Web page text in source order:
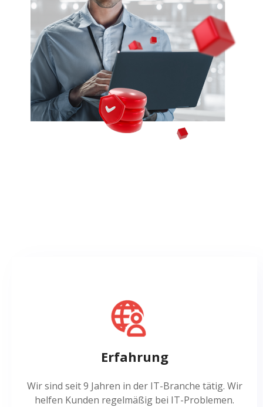
Erfahrung
Wir sind seit 9 Jahren in der IT-Branche tätig. Wir
helfen Kunden regelmäßig bei IT-Problemen.